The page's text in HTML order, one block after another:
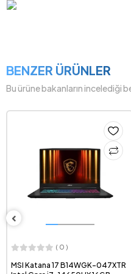
BENZER ÜRÜNLER
Bu ürüne bakanların incelediği
( 0 )
MSI Katana 17 B14WGK-047XTR